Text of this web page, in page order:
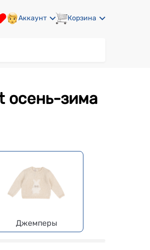
Аккаунт Корзина
осень-зима
Джемперы